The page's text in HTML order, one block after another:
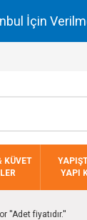
İçin
KÜVET
YAPI
''Adet fiyatıdır.''